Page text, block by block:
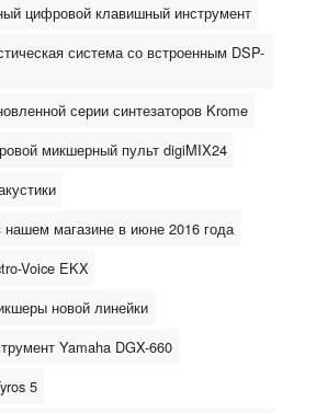
цифровой клавишный инструмент
система со встроенным DSP-
серии синтезаторов Krome
микшерный пульт digiMIX24
магазине в июне 2016 года
Voice EKX
новой линейки
Yamaha DGX-660
5